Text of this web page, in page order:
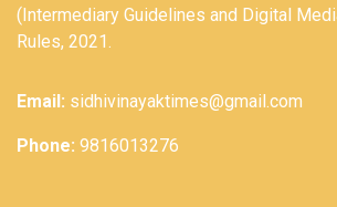
(Intermediary Guidelines and Digital
Rules, 2021.
Email: sidhivinayaktimes@gmail.com
Phone: 9816013276